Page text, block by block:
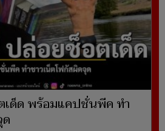
ด็ด พร้อมแคปชั่นพีค ทำ